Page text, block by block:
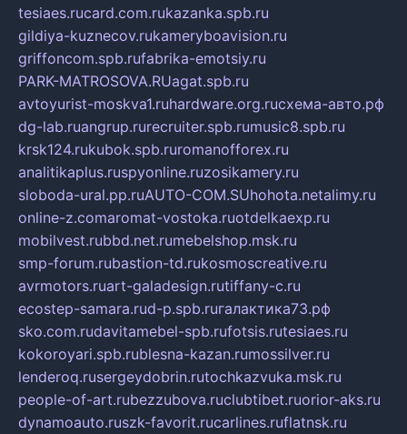
tesiaes.rucard.com.rukazanka.spb.ru
gildiya-kuznecov.rukameryboavision.ru
griffoncom.spb.rufabrika-emotsiy.ru
PARK-MATROSOVA.RUagat.spb.ru
avtoyurist-moskva1.ruhardware.org.ruсхема-авто.рф
dg-lab.ruangrup.rurecruiter.spb.rumusic8.spb.ru
krsk124.rukubok.spb.ruromanofforex.ru
analitikaplus.ruspyonline.ruzosikamery.ru
sloboda-ural.pp.ruAUTO-COM.SUhohota.netalimy.ru
online-z.comaromat-vostoka.ruotdelkaexp.ru
mobilvest.rubbd.net.rumebelshop.msk.ru
smp-forum.rubastion-td.rukosmoscreative.ru
avrmotors.ruart-galadesign.rutiffany-c.ru
ecostep-samara.rud-p.spb.ruгалактика73.рф
sko.com.rudavitamebel-spb.rufotsis.rutesiaes.ru
kokoroyari.spb.rublesna-kazan.rumossilver.ru
lenderoq.rusergeydobrin.rutochkazvuka.msk.ru
people-of-art.rubezzubova.ruclubtibet.ruorior-aks.ru
dynamoauto.ruszk-favorit.rucarlines.ruflatnsk.ru